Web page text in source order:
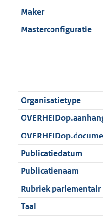
t
a
Maker
Masterconfiguratie
Organisatietype
Publicatiedatum
Publicatienaam
Rubriek parlementair
Taal